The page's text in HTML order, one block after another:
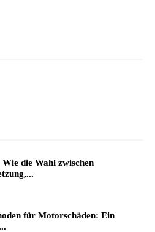
die Wahl zwischen
für Motorschäden: Ein